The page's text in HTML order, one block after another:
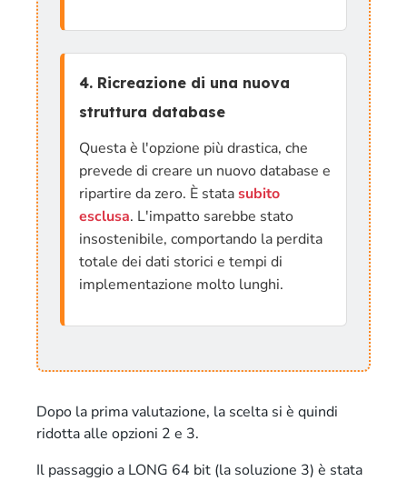
4. Ricreazione di una nuova
struttura database
Questa è l'opzione più drastica, che
prevede di creare un nuovo database e
ripartire da zero. È statasubito
esclusa. L'impatto sarebbe stato
insostenibile, comportando la perdita
totale dei dati storici e tempi di
implementazione molto lunghi.
Dopo la prima valutazione, la scelta si è quindi
ridotta alle opzioni 2 e 3.
Il passaggio a LONG 64 bit (la soluzione 3) è stata